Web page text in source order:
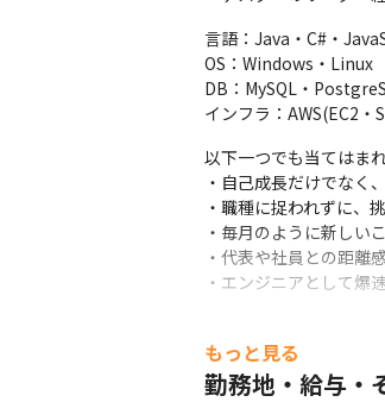
・CRMツールの開発
・リサーチ企業のビッ
言語：Java・C#・
OS：Windows・Linux
DB：MySQL・
インフラ：AWS(EC2
以下一つでも当てはま
・自己成長だけでなく
・職種に捉われずに、
・毎月のように新しい
・代表や社員との距離
・エンジニアとして爆
もっと見る
勤務地・給与・